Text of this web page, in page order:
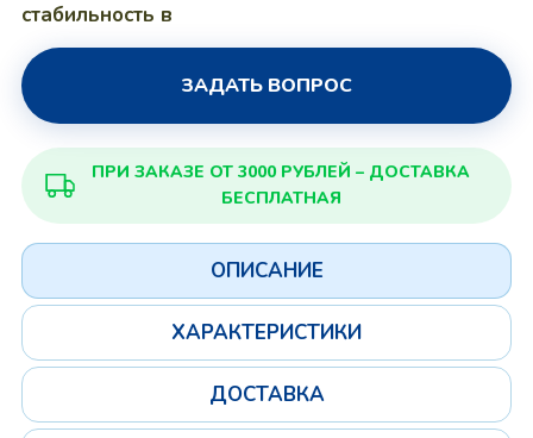
стабильность в
ЗАДАТЬ ВОПРОС
ПРИ ЗАКАЗЕ ОТ 3000 РУБЛЕЙ – ДОСТАВКА
БЕСПЛАТНАЯ
ОПИСАНИЕ
ХАРАКТЕРИСТИКИ
ДОСТАВКА